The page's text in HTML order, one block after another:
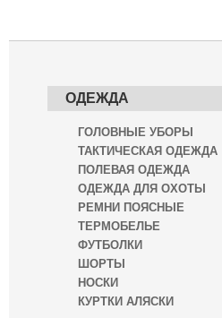
ОДЕЖДА
ГОЛОВНЫЕ УБОРЫ
ТАКТИЧЕСКАЯ ОДЕЖДА
ПОЛЕВАЯ ОДЕЖДА
ОДЕЖДА ДЛЯ ОХОТЫ
РЕМНИ ПОЯСНЫЕ
ТЕРМОБЕЛЬЕ
ФУТБОЛКИ
ШОРТЫ
НОСКИ
КУРТКИ АЛЯСКИ